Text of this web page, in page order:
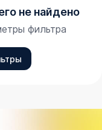
не найдено
фильтра